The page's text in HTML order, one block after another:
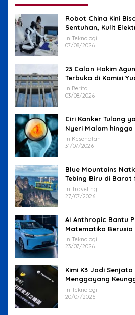
Robot China Kini
Sentuhan, Kulit
In Teknologi
07/08/2026
23 Calon Hakim
Terbuka di Komisi
In Berita
03/08/2026
Ciri Kanker Tulang
Nyeri Malam hingga
In Kesehatan
31/07/2026
Blue Mountains
Tebing Biru di Barat
In Traveling
27/07/2026
AI Anthropic Bantu
Matematika Berusia
In Teknologi
23/07/2026
Kimi K3 Jadi
Menggoyang
In Teknologi
20/07/2026